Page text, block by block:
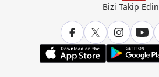
Bizi Takip Edin